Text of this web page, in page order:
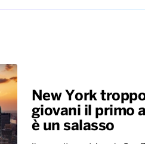
New York
giovani il primo
è un salasso